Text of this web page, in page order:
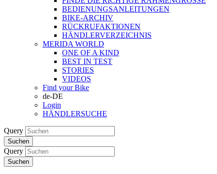
BEDIENUNGSANLEITUNGEN
BIKE-ARCHIV
RÜCKRUFAKTIONEN
HÄNDLERVERZEICHNIS
MERIDA WORLD
ONE OF A KIND
BEST IN TEST
STORIES
VIDEOS
Find your Bike
de-DE
Login
HÄNDLERSUCHE
Query
Suchen
Query
Suchen